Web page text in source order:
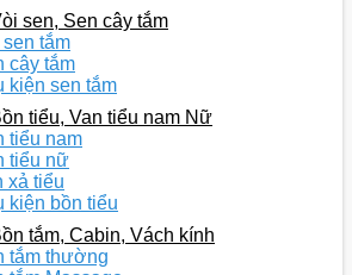
sen, Sen cây tắm
tắm
cây tắm
kiện sen tắm
tiểu, Van tiểu nam Nữ
tiểu nam
tiểu nữ
xả tiểu
kiện bồn tiểu
tắm, Cabin, Vách kính
tắm thường